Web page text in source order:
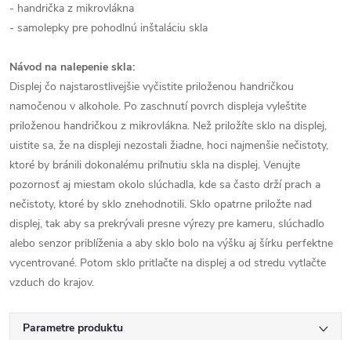
- handrička z mikrovlákna
- samolepky pre pohodlnú inštaláciu skla
Návod na nalepenie skla:
Displej čo najstarostlivejšie vyčistite priloženou handričkou
namočenou v alkohole. Po zaschnutí povrch displeja vyleštite
priloženou handričkou z mikrovlákna. Než priložíte sklo na displej,
uistite sa, že na displeji nezostali žiadne, hoci najmenšie nečistoty,
ktoré by bránili dokonalému priľnutiu skla na displej. Venujte
pozornosť aj miestam okolo slúchadla, kde sa často drží prach a
nečistoty, ktoré by sklo znehodnotili. Sklo opatrne priložte nad
displej, tak aby sa prekrývali presne výrezy pre kameru, slúchadlo
alebo senzor priblíženia a aby sklo bolo na výšku aj šírku perfektne
vycentrované. Potom sklo pritlačte na displej a od stredu vytlačte
vzduch do krajov.
Parametre produktu